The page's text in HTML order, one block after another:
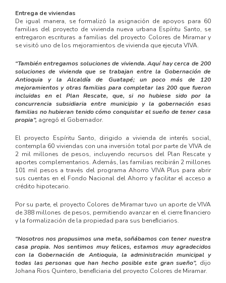
Entrega de viviendas
De igual manera, se formalizó la asignación de apoyos para 60
familias del proyecto de vivienda nueva urbana Espíritu Santo, se
entregaron escrituras a familias del proyecto Colores de Miramar y
se visitó uno de los mejoramientos de vivienda que ejecuta VIVA.
“También entregamos soluciones de vivienda. Aquí hay cerca de 200
soluciones de vivienda que se trabajan entre la Gobernación de
Antioquia y la Alcaldía de Guatapé; un poco más de 120
mejoramientos y otras familias para completar las 200 que fueron
incluidas en el Plan Rescate, que, si no hubiese sido por la
concurrencia subsidiaria entre municipio y la gobernación esas
familias no hubieran tenido cómo conquistar el sueño de tener casa
propia”, agregó el Gobernador.
El proyecto Espíritu Santo, dirigido a vivienda de interés social,
contempla 60 viviendas con una inversión total por parte de VIVA de
2 mil millones de pesos, incluyendo recursos del Plan Rescate y
aportes complementarios. Además, las familias recibirán 2 millones
101 mil pesos a través del programa Ahorro VIVA Plus para abrir
sus cuentas en el Fondo Nacional del Ahorro y facilitar el acceso a
crédito hipotecario.
Por su parte, el proyecto Colores de Miramar tuvo un aporte de VIVA
de 388 millones de pesos, permitiendo avanzar en el cierre ﬁnanciero
y la formalización de la propiedad para sus beneﬁciarios.
“Nosotros nos propusimos una meta, soñábamos con tener nuestra
casa propia. Nos sentimos muy felices, estamos muy agradecidos
con la Gobernación de Antioquia, la administración municipal y
todas las personas que han hecho posible este gran sueño”, dijo
Johana Rios Quintero, beneﬁciaria del proyecto Colores de Miramar.